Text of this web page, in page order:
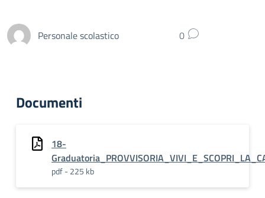
Personale scolastico 0
Documenti
18-
pdf - 225 kb